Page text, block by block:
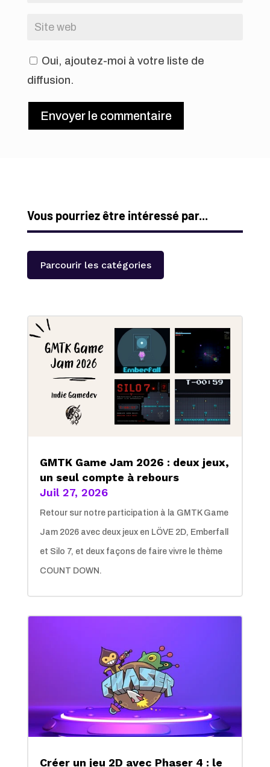
Oui, ajoutez-moi à votre liste de
diffusion.
Envoyer le commentaire
Vous pourriez être intéressé par...
Parcourir les catégories
GMTK Game Jam 2026 : deux jeux,
un seul compte à rebours
Juil 27, 2026
Retour sur notre participation à la GMTK Game
Jam 2026 avec deux jeux en LÖVE 2D, Emberfall
et Silo 7, et deux façons de faire vivre le thème
COUNT DOWN.
Créer un jeu 2D avec Phaser 4 : le